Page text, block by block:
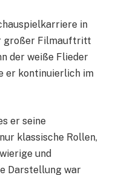
in
großer Filmauftritt
der weiße Flieder
er kontinuierlich im
er seine
klassische Rollen,
und
Darstellung war